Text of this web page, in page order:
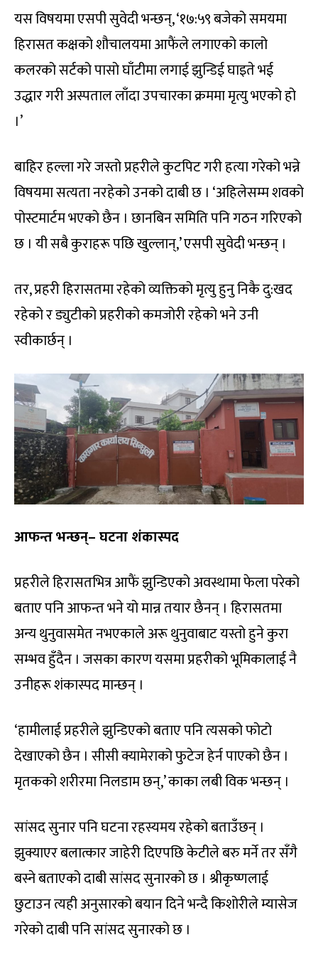
यस विषयमा एसपी सुवेदी भन्छन्, ‘१७:५९ बजेको समयमा
हिरासत कक्षको शौचालयमा आफैंले लगाएको कालो
कलरको सर्टको पासो घाँटीमा लगाई झुन्डिई घाइते भई
उद्धार गरी अस्पताल लाँदा उपचारका क्रममा मृत्यु भएको हो
।’
बाहिर हल्ला गरे जस्तो प्रहरीले कुटपिट गरी हत्या गरेको भन्ने
विषयमा सत्यता नरहेको उनको दाबी छ । ‘अहिलेसम्म शवको
पोस्टमार्टम भएको छैन । छानबिन समिति पनि गठन गरिएको
छ । यी सबै कुराहरू पछि खुल्लान्,’ एसपी सुवेदी भन्छन् ।
तर, प्रहरी हिरासतमा रहेको व्यक्तिको मृत्यु हुनु निकै दु:खद
रहेको र ड्युटीको प्रहरीको कमजोरी रहेको भने उनी
स्वीकार्छन् ।
आफन्त भन्छन्– घटना शंकास्पद
प्रहरीले हिरासतभित्र आफैं झुन्डिएको अवस्थामा फेला परेको
बताए पनि आफन्त भने यो मान्न तयार छैनन् । हिरासतमा
अन्य थुनुवासमेत नभएकाले अरू थुनुवाबाट यस्तो हुने कुरा
सम्भव हुँदैन । जसका कारण यसमा प्रहरीको भूमिकालाई नै
उनीहरू शंकास्पद मान्छन् ।
‘हामीलाई प्रहरीले झुन्डिएको बताए पनि त्यसको फोटो
देखाएको छैन । सीसी क्यामेराको फुटेज हेर्न पाएको छैन ।
मृतकको शरीरमा निलडाम छन्,’ काका लबी विक भन्छन् ।
सांसद सुनार पनि घटना रहस्यमय रहेको बताउँछन् ।
झुक्याएर बलात्कार जाहेरी दिएपछि केटीले बरु मर्ने तर सँगै
बस्ने बताएको दाबी सांसद सुनारको छ । श्रीकृष्णलाई
छुटाउन त्यही अनुसारको बयान दिने भन्दै किशोरीले म्यासेज
गरेको दाबी पनि सांसद सुनारको छ ।